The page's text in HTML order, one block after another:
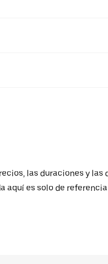
las duraciones y las
es solo de referencia